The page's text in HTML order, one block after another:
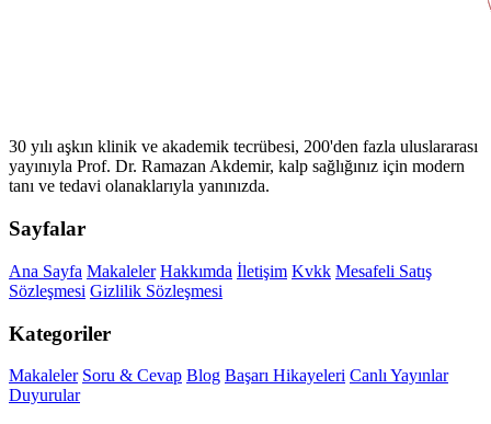
30 yılı aşkın klinik ve akademik tecrübesi, 200'den fazla uluslararası
yayınıyla Prof. Dr. Ramazan Akdemir, kalp sağlığınız için modern
tanı ve tedavi olanaklarıyla yanınızda.
Sayfalar
Ana Sayfa Makaleler Hakkımda İletişim Kvkk Mesafeli Satış
Sözleşmesi Gizlilik Sözleşmesi
Kategoriler
Makaleler Soru & Cevap Blog Başarı Hikayeleri Canlı Yayınlar
Duyurular